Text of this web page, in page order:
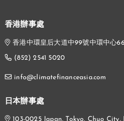
香港辦事處
香港中環皇后大道中99號中環中心
(852) 2541 5020
info@climatefinanceasia.com
日本辦事處
103-0025 Japan, Tokyo, Chuo City,